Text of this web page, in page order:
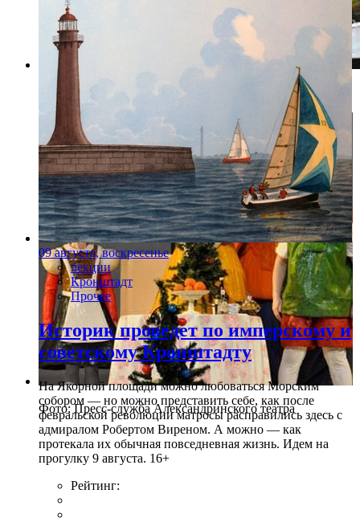
Фото: Пресс-служба Александринского театра
Фото: Пресс-служба Александринского театра
09 августа, воскресенье
лекции
Кронштадт
Прочее
Историк проведет по имперскому и
советскому Кронштадту
На Якорной площади можно любоваться Морским
собором — но можно представить себе, как после
февральской революции матросы расправились здесь с
адмиралом Робертом Виреном. А можно — как
протекала их обычная повседневная жизнь. Идем на
прогулку 9 августа. 16+
Рейтинг: